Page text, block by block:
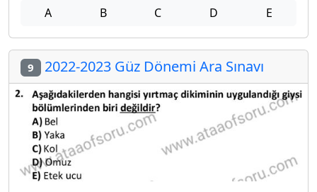
A B C D E
9 2022-2023 Güz Dönemi Ara Sınavı